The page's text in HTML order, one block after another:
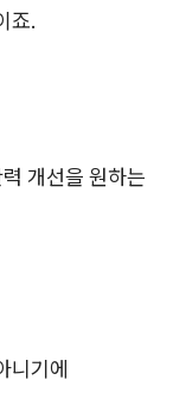
죠.
개선을 원하는
니기에